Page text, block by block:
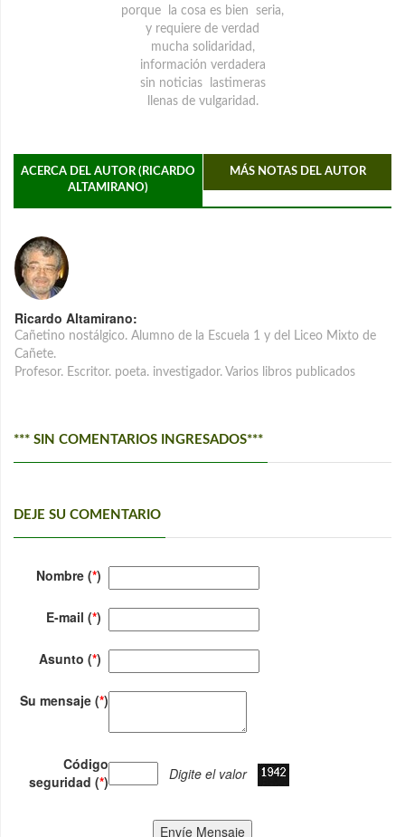
porque la cosa es bien seria,
y requiere de verdad
mucha solidaridad,
información verdadera
sin noticias lastimeras
llenas de vulgaridad.
ACERCA DEL AUTOR (RICARDO
ALTAMIRANO)
MÁS NOTAS DEL AUTOR
Ricardo Altamirano:
Cañetino nostálgico. Alumno de la Escuela 1 y del Liceo Mixto de
Cañete.
Profesor. Escritor. poeta. investigador. Varios libros publicados
*** SIN COMENTARIOS INGRESADOS***
DEJE SU COMENTARIO
Nombre (*)
E-mail (*)
Asunto (*)
Su mensaje (*)
Código
seguridad (*) Digite el valor
Envíe Mensaje